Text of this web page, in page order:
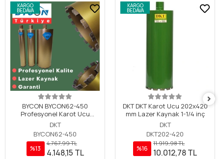
KARGO
BEDAVA
BYCON BYCON62-450
Profesyonel Karot Ucu
62x450 mm Lazer Kaynak
DKT
BYCON62-450
%13
4.767,99 TL
4.148,15 TL
KARGO
BEDAVA
DKT DKT Karot Ucu 202x420
mm Lazer Kaynak 1-1/4 inç
DKT
DKT202-420
%16
11.919,98 TL
10.012,78 TL